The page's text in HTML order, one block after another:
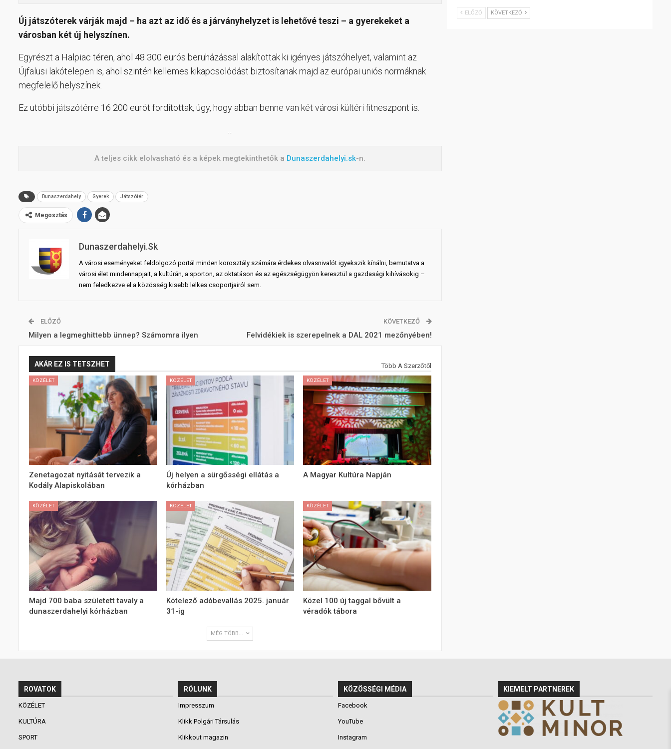
Új játszóterek várják majd – ha azt az idő és a járványhelyzet is lehetővé teszi – a gyerekeket a
városban két új helyszínen.
Egyrészt a Halpiac téren, ahol 48 300 eurós beruházással alakítottak ki igényes játszóhelyet, valamint az
Újfalusi lakótelepen is, ahol szintén kellemes kikapcsolódást biztosítanak majd az európai uniós normáknak
megfelelő helyszínek.
Ez utóbbi játszótérre 16 200 eurót fordítottak, úgy, hogy abban benne van két városi kültéri fitneszpont is.
A teljes cikk elolvasható és a képek megtekinthetők a Dunaszerdahelyi.sk-n.
Dunaszerdahely Gyerek Játszótér
Megosztás
Dunaszerdahelyi.sk
A városi eseményeket feldolgozó portál minden korosztály számára érdekes olvasnivalót igyekszik kínálni, bemutatva a
városi élet mindennapjait, a kultúrán, a sporton, az oktatáson és az egészségügyön keresztül a gazdasági kihívásokig –
nem feledkezve el a közösség kisebb lelkes csoportjairól sem.
ELŐZŐ
Milyen a legmeghittebb ünnep? Számomra ilyen
KÖVETKEZŐ
Felvidékiek is szerepelnek a DAL 2021 mezőnyében!
AKÁR EZ IS TETSZHET Több A Szerzőtől
KÖZÉLET
Zenetagozat nyitását tervezik a
Kodály Alapiskolában
KÖZÉLET
Új helyen a sürgősségi ellátás a
kórházban
KÖZÉLET
A Magyar Kultúra Napján
KÖZÉLET
Majd 700 baba született tavaly a
dunaszerdahelyi kórházban
KÖZÉLET
Kötelező adóbevallás 2025. január
31-ig
KÖZÉLET
Közel 100 új taggal bővült a
véradók tábora
MÉG TÖBB...
ELŐZŐ KÖVETKEZŐ
ROVATOK
KÖZÉLET
KULTÚRA
SPORT
RÓLUNK
Impresszum
Klikk Polgári Társulás
Klikkout magazin
KÖZÖSSÉGI MÉDIA
Facebook
YouTube
Instagram
KIEMELT PARTNEREK